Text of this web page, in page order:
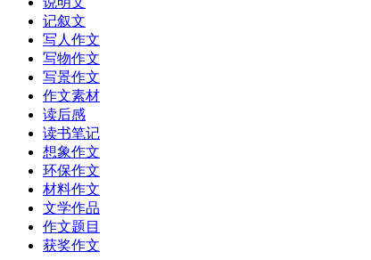
记叙文
写人作文
写物作文
写景作文
作文素材
读后感
读书笔记
想象作文
环保作文
材料作文
文学作品
作文题目
获奖作文